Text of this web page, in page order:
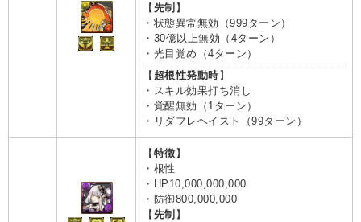
【 先制 】
・状態異常無効（999ターン）
・30億以上無効（4ターン）
・光目覚め（4ターン）
【 超根性発動時 】
・スキル効果打ち消し
・覚醒無効（1ターン）
・リダフレヘイスト（99ターン）
【 特徴 】
・根性
・HP10,000,000,000
・防御800,000,000
【 先制 】